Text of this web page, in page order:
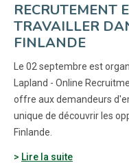
RECRUTEMENT
TRAVAILLER
FINLANDE
Le 02 septembre est
Lapland - Online
offre aux demandeurs
unique de découvrir les
Finlande.
Lire la suite